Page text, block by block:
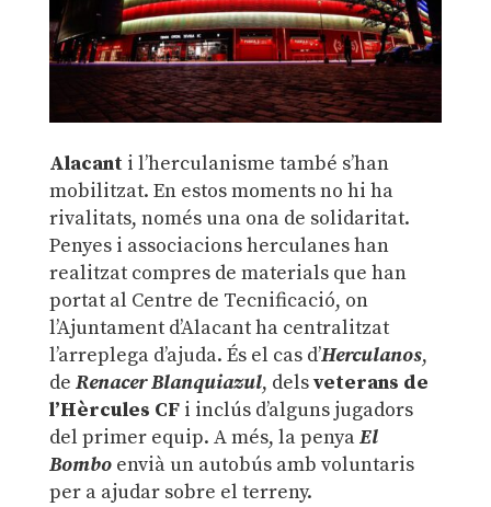
Alacanti l’herculanisme també s’han
mobilitzat. En estos moments no hi ha
rivalitats, només una ona de solidaritat.
Penyes i associacions herculanes han
realitzat compres de materials que han
portat al Centre de Tecnificació, on
l’Ajuntament d’Alacant ha centralitzat
l’arreplega d’ajuda. És el cas d’Herculanos,
de Renacer Blanquiazul, delsveterans de
l’Hèrcules CFi inclús d’alguns jugadors
del primer equip. A més, la penyaEl
Bomboenvià un autobús amb voluntaris
per a ajudar sobre el terreny.